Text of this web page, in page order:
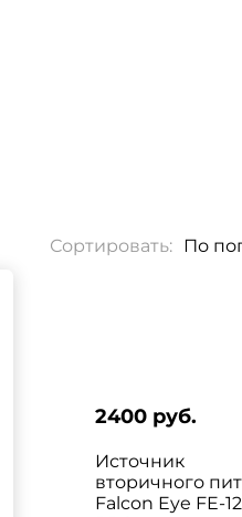
Сортировать:
2400 руб.
Источник
вторичного
Falcon Eye FE-